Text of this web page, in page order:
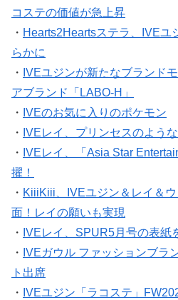
コステの価値が急上昇
・ Hearts2Heartsステラ、IVEユ
らかに
・ IVEユジンが新たなブランド
アブランド「LABO-H」
・ IVEのお気に入りのポケモン
・ IVEレイ、プリンセスのよう
・ IVEレイ、「Asia Star
擢！
・ KiiiKiii、IVEユジン＆レイ＆
面！レイの願いも実現
・ IVEレイ、SPUR5月号の表紙
・ IVEガウル ファッションブラ
ト出席
・ IVEユジン「ラコステ」